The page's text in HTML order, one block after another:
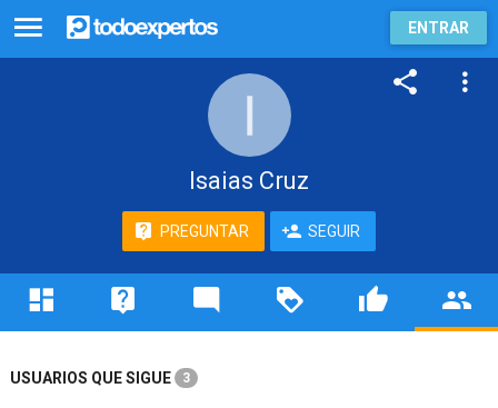
ENTRAR
Isaias Cruz
PREGUNTAR SEGUIR
USUARIOS QUE SIGUE 3